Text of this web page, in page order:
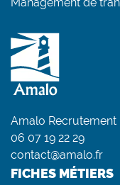
Amalo Recrutement
06 07 19 22 29
contact@amalo.fr
FICHES MÉTIERS